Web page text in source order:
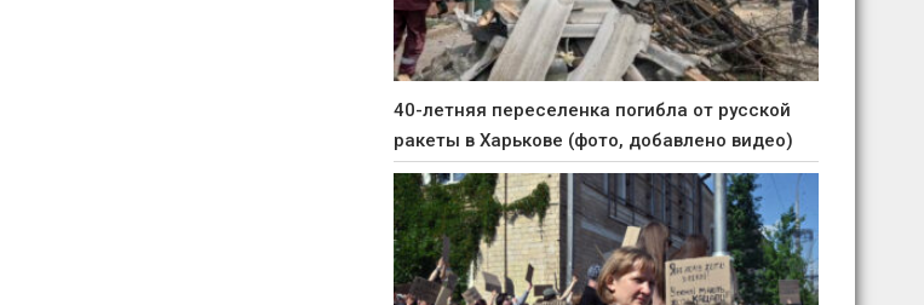
40-летняя переселенка погибла от русской
ракеты в Харькове (фото, добавлено видео)